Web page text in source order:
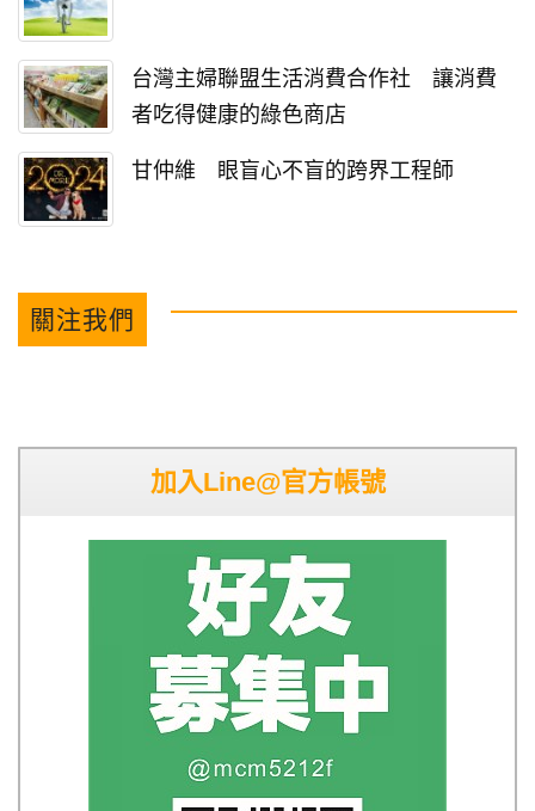
台灣主婦聯盟生活消費合作社 讓消費
者吃得健康的綠色商店
甘仲維 眼盲心不盲的跨界工程師
關注我們
加入Line@官方帳號